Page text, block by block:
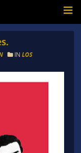
IN LOS